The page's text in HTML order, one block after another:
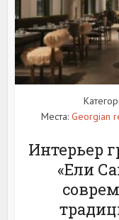
Места: Georgian
Интерьер
«Ели